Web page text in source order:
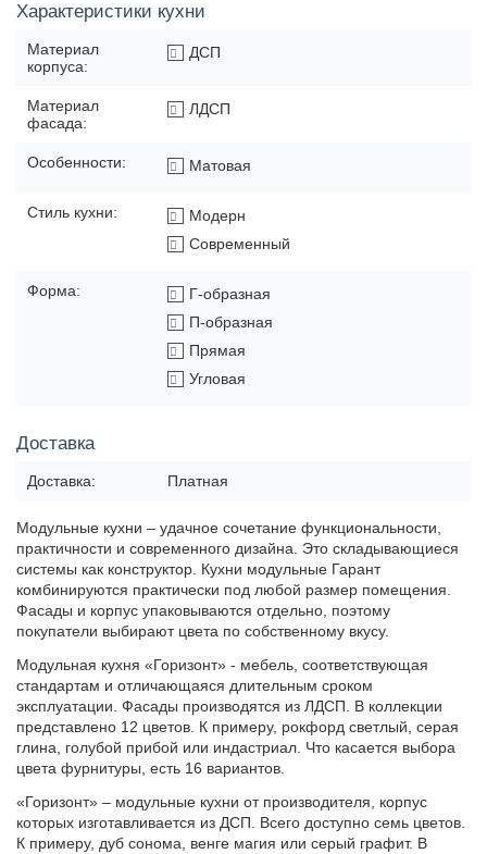
Характеристики кухни
Материал
корпуса:
ДСП
Материал
фасада:
ЛДСП
Особенности: Матовая
Стиль кухни:
Модерн
Современный
Форма:
Г-образная
П-образная
Прямая
Угловая
Доставка
Доставка: Платная
Модульные кухни – удачное сочетание функциональности,
практичности и современного дизайна. Это складывающиеся
системы как конструктор. Кухни модульные Гарант
комбинируются практически под любой размер помещения.
Фасады и корпус упаковываются отдельно, поэтому
покупатели выбирают цвета по собственному вкусу.
Модульная кухня «Горизонт» - мебель, соответствующая
стандартам и отличающаяся длительным сроком
эксплуатации. Фасады производятся из ЛДСП. В коллекции
представлено 12 цветов. К примеру, рокфорд светлый, серая
глина, голубой прибой или индастриал. Что касается выбора
цвета фурнитуры, есть 16 вариантов.
«Горизонт» – модульные кухни от производителя, корпус
которых изготавливается из ДСП. Всего доступно семь цветов.
К примеру, дуб сонома, венге магия или серый графит. В